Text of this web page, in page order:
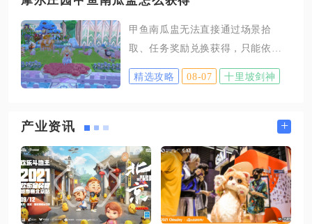
祠升级所需的势力范围拓展需求，
无需额外拆除大量原有景观建筑，
开荒阶段优先解锁此地能快速启动
取效率差异明显，可根据自身需求
灵活搭配刷取方式。野外暗雷场景
与常规日常任务是零成本获取60级
此处烧双练级时，每场战斗都有概
率掉落未鉴定60级防具、武器，学
习妙手空空技能后还能偷取场景怪
物身上的60级装备，进一
甲鱼南瓜盅无法直接通过场景拾
取、任务奖励兑换获得，只能依靠
厨师职业厨房烹饪制作产出，集齐
指定食材并满足烹饪条件就能稳定
鱼1只、南瓜2个、胡萝卜3根，烹饪
前提，同时需要厨师职业等级达到5
级解锁对应食谱，等级未达标时即
便凑齐食材也无法开启制作流程。
想要批量获取甲鱼南瓜盅，需要分
精选攻略 08-07 十里坡剑神
产业资讯 +